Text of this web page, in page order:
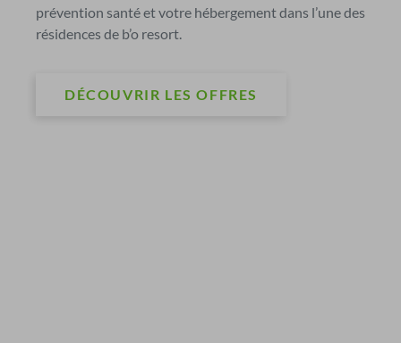
prévention santé et votre hébergement dans l’une des
résidences de b’o resort.
DÉCOUVRIR LES OFFRES